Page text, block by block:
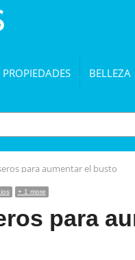
PROPIEDADES BELLEZA
para aumentar el busto
+ 1 more
para